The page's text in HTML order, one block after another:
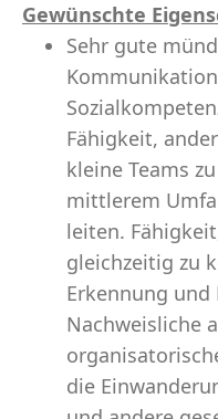
Gewünschte
Sehr gute
Fähigkeit,
kleine Teams
mittlerem
leiten.
gleichzeitig zu
Erkennung und
Nachweisliche
die